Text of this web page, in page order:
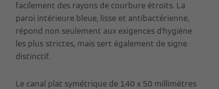
facilement des rayons de courbure étroits. La
paroi intérieure bleue, lisse et antibactérienne,
répond non seulement aux exigences d'hygiène
les plus strictes, mais sert également de signe
distinctif.
Le canal plat symétrique de 140 x 50 millimètres